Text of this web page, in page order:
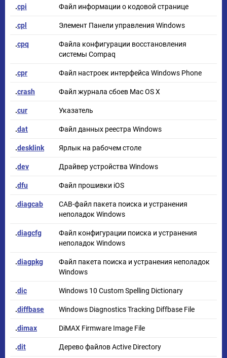
.cpi Файл информации о кодовой странице
.cpl Элемент Панели управления Windows
.cpq
Файла конфигурации восстановления
системы Compaq
.cpr Файл настроек интерфейса Windows Phone
.crash Файл журнала сбоев Mac OS X
.cur Указатель
.dat Файл данных реестра Windows
.desklink Ярлык на рабочем столе
.dev Драйвер устройства Windows
.dfu Файл прошивки iOS
.diagcab
CAB-файл пакета поиска и устранения
неполадок Windows
.diagcfg
Файл конфигурации поиска и устранения
неполадок Windows
.diagpkg
Файл пакета поиска и устранения неполадок
Windows
.dic Windows 10 Custom Spelling Dictionary
.diffbase Windows Diagnostics Tracking Diffbase File
.dimax DiMAX Firmware Image File
.dit Дерево файлов Active Directory